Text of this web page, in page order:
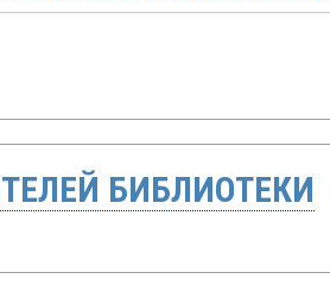
БИБЛИОТЕКИ